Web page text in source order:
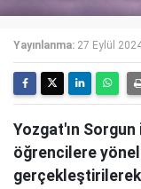
Yayınlanma: 27 Eylül
Yozgat'ın
öğrencilere